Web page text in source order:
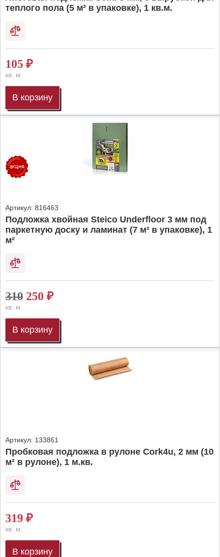
теплого пола (5 м² в упаковке), 1 кв.м.
105 ₽
кв. м.
В корзину
Артикул: 816463
Подложка хвойная Steico Underfloor 3 мм под
паркетную доску и ламинат (7 м² в упаковке), 1
м²
310 250 ₽
кв. м.
В корзину
Артикул: 133861
Пробковая подложка в рулоне Cork4u, 2 мм (10
м² в рулоне), 1 м.кв.
319 ₽
кв. м.
В корзину